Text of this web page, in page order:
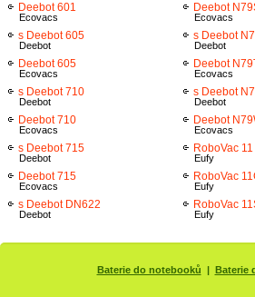
Deebot 601
Ecovacs
s Deebot 605
Deebot
Deebot 605
Ecovacs
s Deebot 710
Deebot
Deebot 710
Ecovacs
s Deebot 715
Deebot
Deebot 715
Ecovacs
s Deebot DN622
Deebot
Deebot
Ecovacs
s Deebot
Deebot
Deebot
Ecovacs
s Deebot
Deebot
Deebot
Ecovacs
RoboVac 11
Eufy
RoboVac
Eufy
RoboVac
Eufy
Baterie do notebooků | Baterie